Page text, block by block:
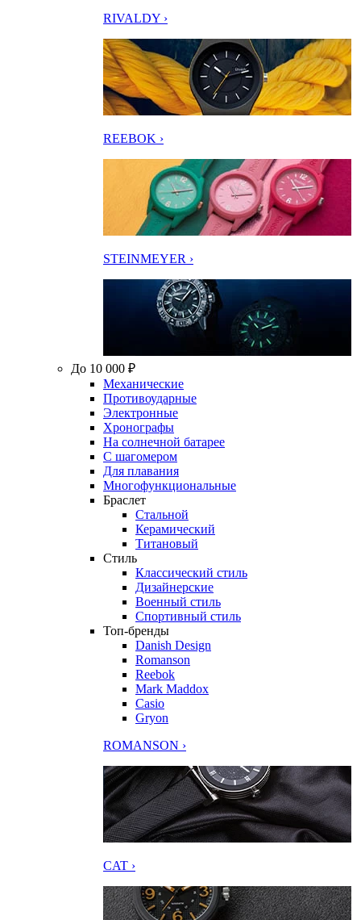
RIVALDY ›
REEBOK ›
STEINMEYER ›
До 10 000 ₽
Механические
Противоударные
Электронные
Хронографы
На солнечной батарее
С шагомером
Для плавания
Многофункциональные
Браслет
Стальной
Керамический
Титановый
Стиль
Классический стиль
Дизайнерские
Военный стиль
Спортивный стиль
Топ-бренды
Danish Design
Romanson
Reebok
Mark Maddox
Casio
Gryon
ROMANSON ›
CAT ›